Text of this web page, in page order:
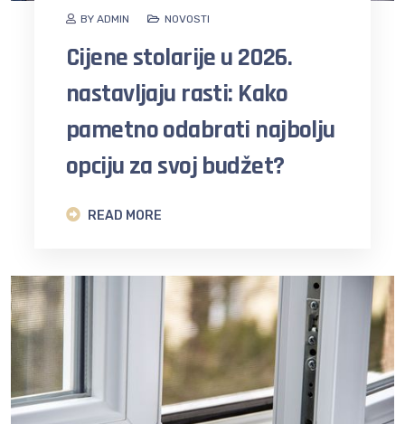
BY ADMIN NOVOSTI
Cijene stolarije u 2026.
nastavljaju rasti: Kako
pametno odabrati najbolju
opciju za svoj budžet?
READ MORE